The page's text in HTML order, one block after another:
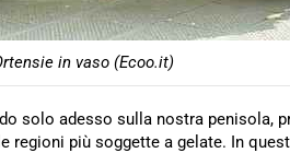
in vaso (Ecoo.it)
solo adesso sulla nostra penisola,
regioni più soggette a gelate. In